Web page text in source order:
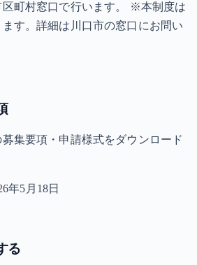
区町村窓口で行います。 ※本制度は
す。詳細は川口市の窓口にお問い
集要項・申請様式をダウンロード
年5月18日
る